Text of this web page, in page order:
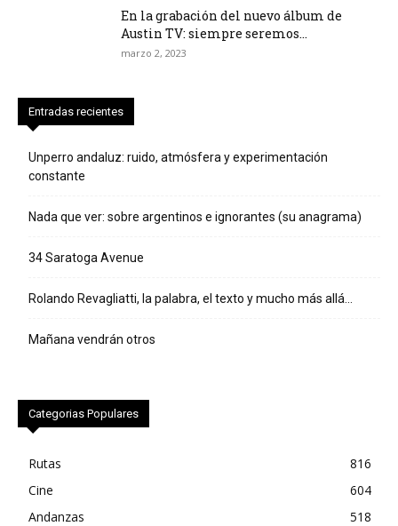
En la grabación del nuevo álbum de
Austin TV: siempre seremos...
marzo 2, 2023
Entradas recientes
Unperro andaluz: ruido, atmósfera y experimentación
constante
Nada que ver: sobre argentinos e ignorantes (su anagrama)
34 Saratoga Avenue
Rolando Revagliatti, la palabra, el texto y mucho más allá…
Mañana vendrán otros
Categorias Populares
Rutas
816
Cine
604
Andanzas
518